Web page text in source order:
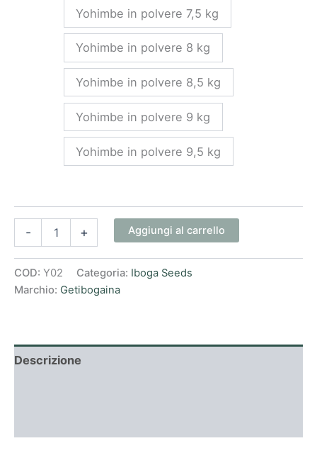
Yohimbe in polvere 7,5 kg
Yohimbe in polvere 8 kg
Yohimbe in polvere 8,5 kg
Yohimbe in polvere 9 kg
Yohimbe in polvere 9,5 kg
- + Aggiungi al carrello
COD: Y02 Categoria: Iboga Seeds
Marchio: Getibogaina
Descrizione